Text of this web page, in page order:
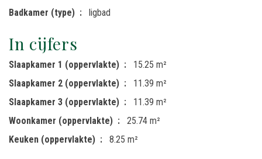
Badkamer (type)
ligbad
In cijfers
Slaapkamer 1 (oppervlakte)
15.25 m²
Slaapkamer 2 (oppervlakte)
11.39 m²
Slaapkamer 3 (oppervlakte)
11.39 m²
Woonkamer (oppervlakte)
25.74 m²
Keuken (oppervlakte)
8.25 m²